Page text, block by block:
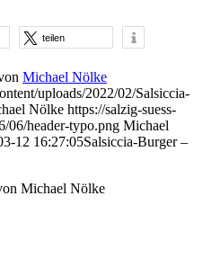
teilen
Michael Nölke
uploads/2022/02/Salsiccia-
Nölke https://salzig-suess-
06/header-typo.png Michael
12 16:27:05Salsiccia-Burger –
Michael Nölke